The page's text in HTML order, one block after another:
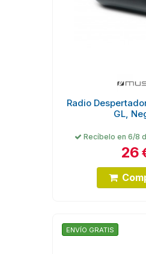
Radio
GL,
Recíbelo en 6/8
26
ENVÍO GRATIS